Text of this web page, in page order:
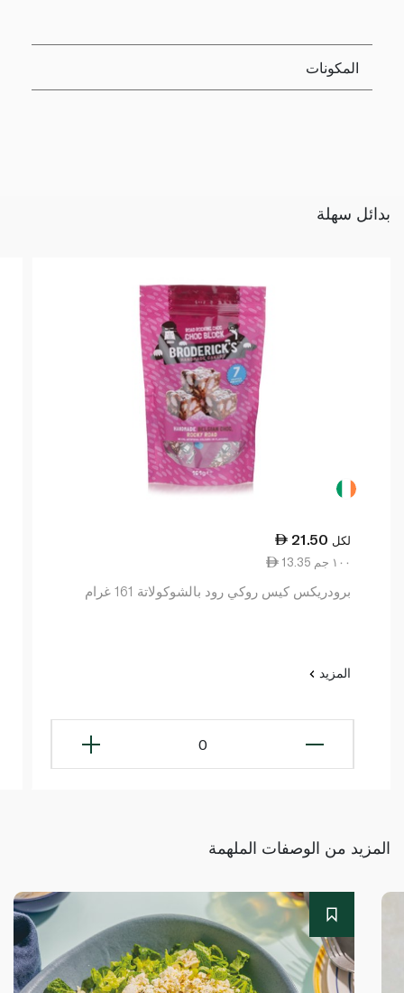
المكونات
بدائل سهلة
21.50 لكل
13.35 ١٠٠ جم
برودريكس كيس روكي رود بالشوكولاتة 161 غرام
المزيد
0
المزيد من الوصفات الملهمة